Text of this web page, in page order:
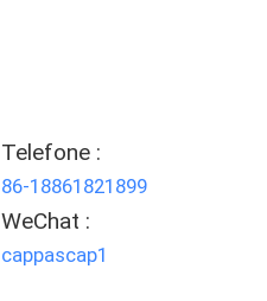
Telefone :
86-18861821899
WeChat :
cappascap1